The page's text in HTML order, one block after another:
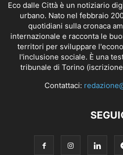
Eco dalle Città è un notiziario
urbano. Nato nel febbraio
quotidiani sulla cronaca
internazionale e racconta le
territori per sviluppare
l'inclusione sociale. È una
tribunale di Torino
Contattaci: